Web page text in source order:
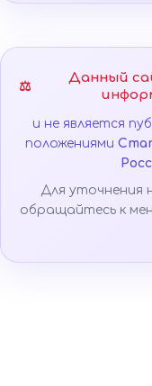
⚖️
Данный
и не является
положениями
Для уточнения
обращайтесь к